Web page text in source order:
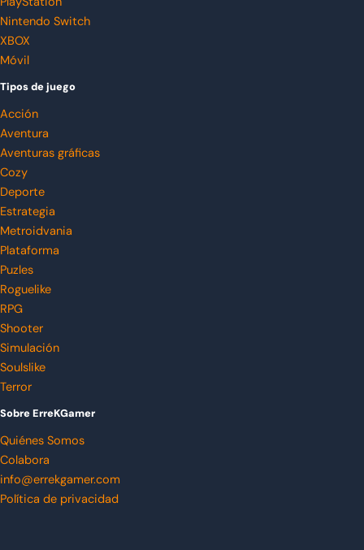
Nintendo Switch
XBOX
Móvil
Tipos de juego
Acción
Aventura
Aventuras gráficas
Cozy
Deporte
Estrategia
Metroidvania
Plataforma
Puzles
Roguelike
RPG
Shooter
Simulación
Soulslike
Terror
Sobre ErreKGamer
Quiénes Somos
Colabora
info@errekgamer.com
Política de privacidad